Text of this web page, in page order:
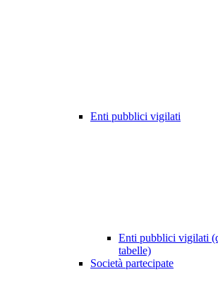
Enti pubblici vigilati
Enti pubblici vigilati
tabelle)
Società partecipate